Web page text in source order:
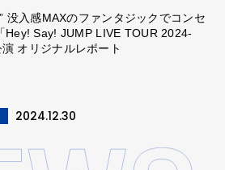
没入感MAXのファンタジックでコンセ
Hey! Say! JUMP LIVE TOUR 2024-
オリジナルレポート
2024.12.30